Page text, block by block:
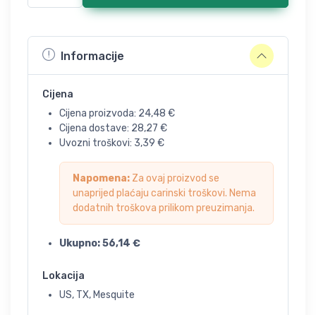
Informacije
Cijena
Cijena proizvoda: 24,48 €
Cijena dostave: 28,27 €
Uvozni troškovi: 3,39 €
Napomena: Za ovaj proizvod se
unaprijed plaćaju carinski troškovi. Nema
dodatnih troškova prilikom preuzimanja.
Ukupno:56,14 €
Lokacija
US, TX, Mesquite